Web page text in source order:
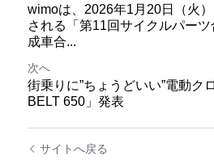
wimoは、2026年1月20日（火
される「第11回サイクルパー
成車合...
次へ
街乗りに”ちょうどいい”電動ク
BELT 650」発表
サイトへ戻る